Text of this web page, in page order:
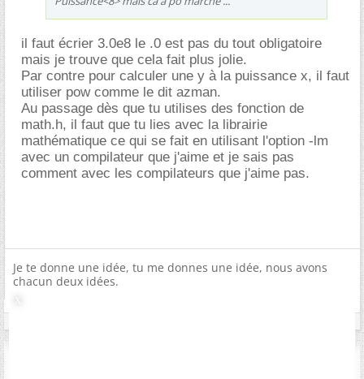
il faut écrier 3.0e8 le .0 est pas du tout obligatoire
mais je trouve que cela fait plus jolie.
Par contre pour calculer une y à la puissance x, il faut
utiliser pow comme le dit azman.
Au passage dès que tu utilises des fonction de
math.h, il faut que tu lies avec la librairie
mathématique ce qui se fait en utilisant l'option -lm
avec un compilateur que j'aime et je sais pas
comment avec les compilateurs que j'aime pas.
Je te donne une idée, tu me donnes une idée, nous avons
chacun deux idées.